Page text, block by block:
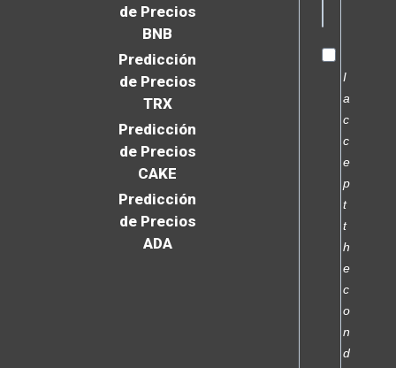
de Precios
BNB
Predicción
de Precios
TRX
Predicción
de Precios
CAKE
Predicción
de Precios
ADA
I
a
c
c
e
p
t
t
h
e
c
o
n
d